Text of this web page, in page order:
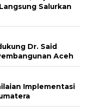
Salurkan
Dr. Said
Aceh
Implementasi